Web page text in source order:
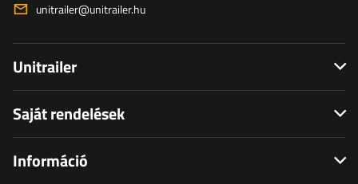
unitrailer@unitrailer.hu
Unitrailer
Saját rendelések
Információ